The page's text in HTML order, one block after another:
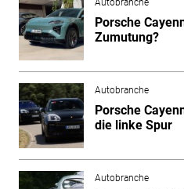
Porsche
Zumutung?
Autobranche
Porsche
die linke Spur
Autobranche